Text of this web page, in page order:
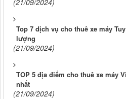
Top 7 dịch vụ cho thuê xe máy
lượng
(21/09/2024)
TOP 5 địa điểm cho thuê xe máy
nhất
(21/09/2024)